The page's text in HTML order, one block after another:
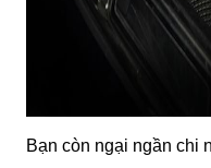
Bạn còn ngại ngần chi